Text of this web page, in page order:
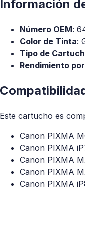
Información
Número OEM:
Color de Tinta:
Tipo de
Rendimiento
Este cartucho es
Canon PIXMA
Canon PIXMA
Canon PIXMA
Canon PIXMA
Canon PIXMA